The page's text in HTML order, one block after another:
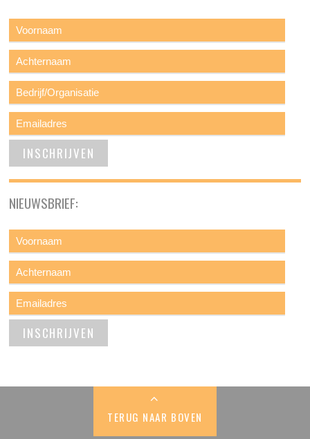
NIEUWSBRIEF:
TERUG NAAR BOVEN